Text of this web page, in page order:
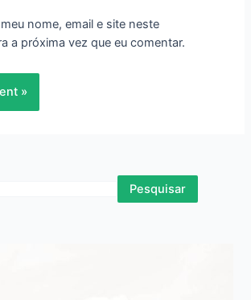
nome, email e site neste
a próxima vez que eu comentar.
Pesquisar